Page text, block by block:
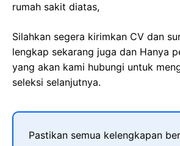
rumah sakit diatas,
Silahkan segera kirimkan CV dan
lengkap sekarang juga dan Hanya
yang akan kami hubungi untuk
seleksi selanjutnya.
Pastikan semua kelengkapan